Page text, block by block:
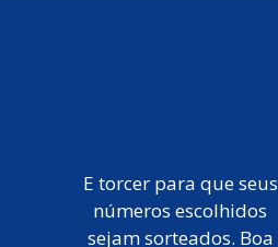
E torcer para que seus
números escolhidos
sejam sorteados. Boa